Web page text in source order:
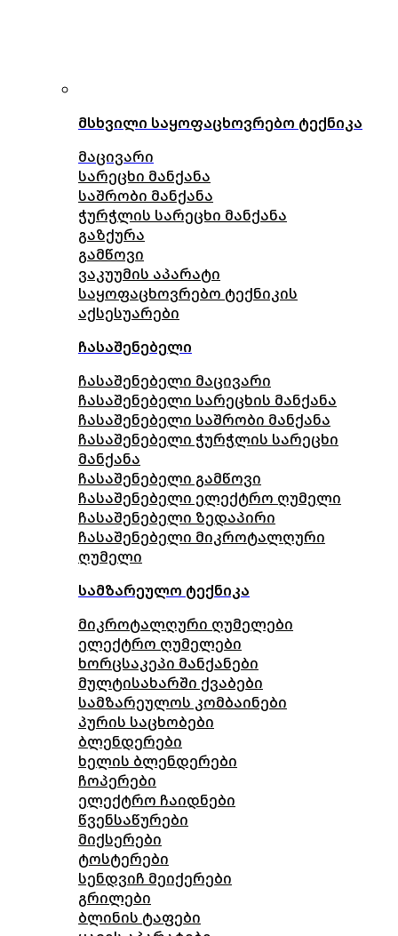
მსხვილი საყოფაცხოვრებო ტექნიკა
მაცივარი
სარეცხი მანქანა
საშრობი მანქანა
ჭურჭლის სარეცხი მანქანა
გაზქურა
გამწოვი
ვაკუუმის აპარატი
საყოფაცხოვრებო ტექნიკის
აქსესუარები
ჩასაშენებელი
ჩასაშენებელი მაცივარი
ჩასაშენებელი სარეცხის მანქანა
ჩასაშენებელი საშრობი მანქანა
ჩასაშენებელი ჭურჭლის სარეცხი
მანქანა
ჩასაშენებელი გამწოვი
ჩასაშენებელი ელექტრო ღუმელი
ჩასაშენებელი ზედაპირი
ჩასაშენებელი მიკროტალღური
ღუმელი
სამზარეულო ტექნიკა
მიკროტალღური ღუმელები
ელექტრო ღუმელები
ხორცსაკეპი მანქანები
მულტისახარში ქვაბები
სამზარეულოს კომბაინები
პურის საცხობები
ბლენდერები
ხელის ბლენდერები
ჩოპერები
ელექტრო ჩაიდნები
წვენსაწურები
მიქსერები
ტოსტერები
სენდვიჩ მეიქერები
გრილები
ბლინის ტაფები